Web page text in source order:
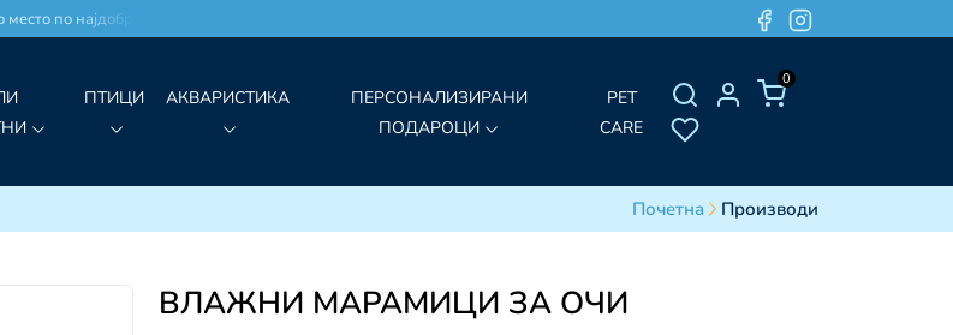
по најдобри цени!
0
ПТИЦИ АКВАРИСТИКА
ПЕРСОНАЛИЗИРАНИ
ПОДАРОЦИ
PET
CARE
Почетна Производи
ВЛАЖНИ МАРАМИЦИ ЗА ОЧИ